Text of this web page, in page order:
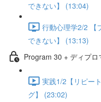
できない】 (13:04)
行動心理学2/2
できない】 (13:13)
Program 30 + ディプロ
実践1/2【リピー
グ】 (23:02)